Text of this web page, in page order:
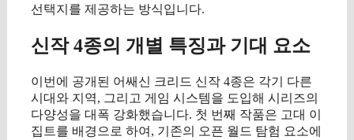
선택지를 제공하는 방식입니다.
신작 4종의 개별 특징과 기대 요소
이번에 공개된 어쌔신 크리드 신작 4종은 각기 다른
시대와 지역, 그리고 게임 시스템을 도입해 시리즈의
다양성을 대폭 강화했습니다. 첫 번째 작품은 고대 이
집트를 배경으로 하여, 기존의 오픈 월드 탐험 요소에